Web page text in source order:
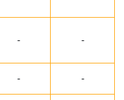
- -
- -